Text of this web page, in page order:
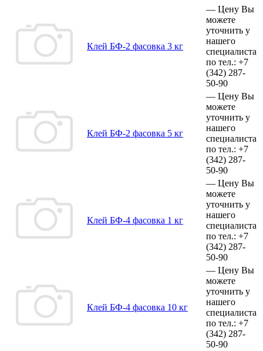
Клей БФ-2 фасовка 3 кг
— Цену Вы
можете
уточнить у
нашего
специалиста
по тел.: +7
(342) 287-
50-90
Клей БФ-2 фасовка 5 кг
— Цену Вы
можете
уточнить у
нашего
специалиста
по тел.: +7
(342) 287-
50-90
Клей БФ-4 фасовка 1 кг
— Цену Вы
можете
уточнить у
нашего
специалиста
по тел.: +7
(342) 287-
50-90
Клей БФ-4 фасовка 10 кг
— Цену Вы
можете
уточнить у
нашего
специалиста
по тел.: +7
(342) 287-
50-90